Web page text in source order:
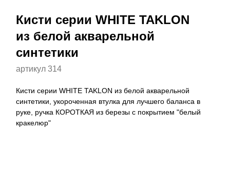
Кисти серии WHITE TAKLON
из белой акварельной
синтетики
артикул 314
Кисти серии WHITE TAKLON из белой акварельной
синтетики, укороченная втулка для лучшего баланса в
руке, ручка КОРОТКАЯ из березы с покрытием "белый
кракелюр"